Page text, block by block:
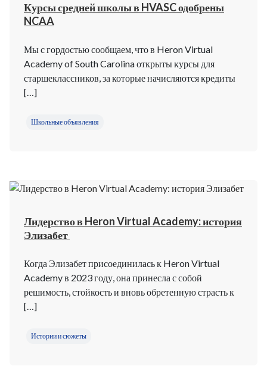
Курсы средней школы в HVASC одобрены
NCAA
Мы с гордостью сообщаем, что в Heron Virtual
Academy of South Carolina открыты курсы для
старшеклассников, за которые начисляются кредиты
[…]
Школьные объявления
Лидерство в Heron Virtual Academy: история
Элизабет
Когда Элизабет присоединилась к Heron Virtual
Academy в 2023 году, она принесла с собой
решимость, стойкость и вновь обретенную страсть к
[…]
Истории и сюжеты